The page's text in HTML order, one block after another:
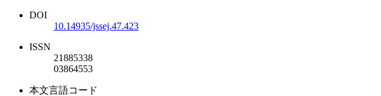
DOI
10.14935/jssej.47.423
ISSN
21885338
03864553
本文言語コード